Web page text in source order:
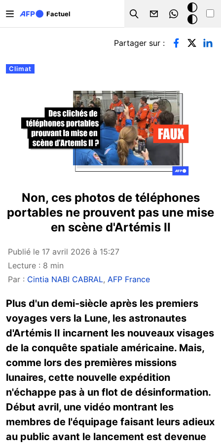
Factuel
Search
Mode
sombre
Onglets principaux
Climat
Partager sur :
Non, ces photos de téléphones
portables ne prouvent pas une mise
en scène d'Artémis II
Publié le 17 avril 2026 à 15:27
Lecture : 8 min
Par : Cintia NABI CABRAL, AFP France
Plus d'un demi-siècle après les premiers
voyages vers la Lune, les astronautes
d'Artémis II incarnent les nouveaux visages
de la conquête spatiale américaine. Mais,
comme lors des premières missions
lunaires, cette nouvelle expédition
n'échappe pas à un flot de désinformation.
Début avril, une vidéo montrant les
membres de l'équipage faisant leurs adieux
au public avant le lancement est devenue